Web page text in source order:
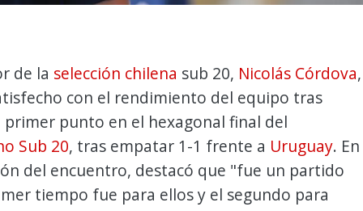
de la selección chilena sub 20, Nicolás Córdova,
con el rendimiento del equipo tras
primer punto en el hexagonal final del
Sub 20, tras empatar 1-1 frente a Uruguay. En
del encuentro, destacó que "fue un partido
tiempo fue para ellos y el segundo para